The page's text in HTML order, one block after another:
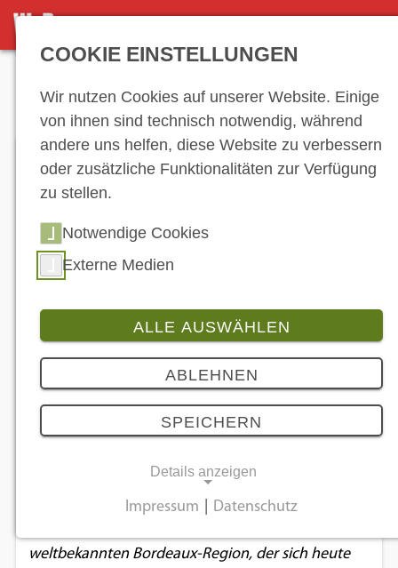
DETAILSEITE
Polaris Ranger: Alleskönner im
Weingut
27.12.2019
Das Château de Sours in Frankreich, ein
weltbekannten Bordeaux-Region, der sich heute
COOKIE EINSTELLUNGEN
Wir nutzen Cookies auf unserer Website. Einige
von ihnen sind technisch notwendig, während
andere uns helfen, diese Website zu verbessern
oder zusätzliche Funktionalitäten zur Verfügung
zu stellen.
Notwendige Cookies
Externe Medien
ALLE AUSWÄHLEN
ABLEHNEN
SPEICHERN
Details anzeigen
Notwendige Cookies ermöglichen
Impressum Datenschutz